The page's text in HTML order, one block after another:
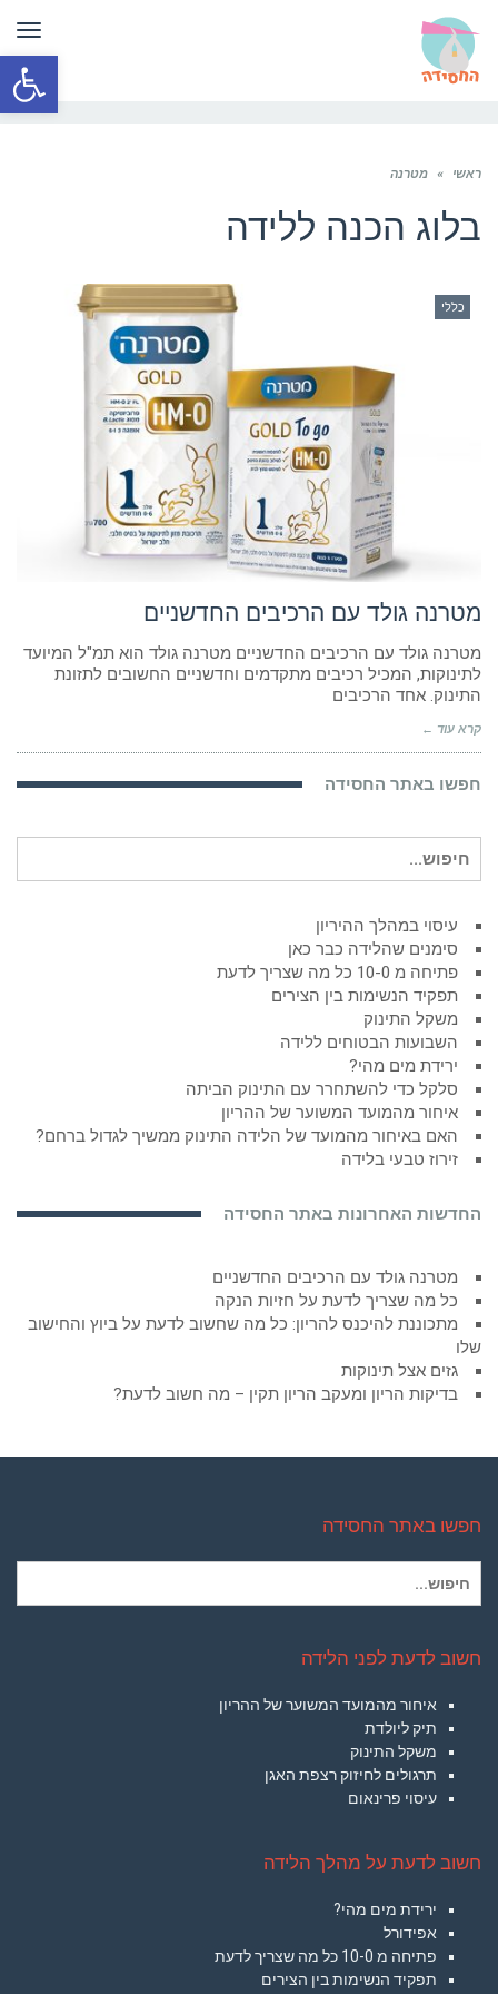
פתח
ראשי » מטרנה
בלוג הכנה ללידה
כללי
מטרנה גולד עם הרכיבים החדשניים
מטרנה גולד עם הרכיבים החדשניים מטרנה גולד הוא תמ"ל המיועד
לתינוקות, המכיל רכיבים מתקדמים וחדשניים החשובים לתזונת
התינוק. אחד הרכיבים
קרא עוד ←
חפשו באתר החסידה
עבור:
עיסוי במהלך ההיריון
סימנים שהלידה כבר כאן
פתיחה מ 10-0 כל מה שצריך לדעת
תפקיד הנשימות בין הצירים
משקל התינוק
השבועות הבטוחים ללידה
ירידת מים מהי?
סלקל כדי להשתחרר עם התינוק הביתה
איחור מהמועד המשוער של ההריון
האם באיחור מהמועד של הלידה התינוק ממשיך לגדול ברחם?
זירוז טבעי בלידה
החדשות האחרונות באתר החסידה
מטרנה גולד עם הרכיבים החדשניים
כל מה שצריך לדעת על חזיות הנקה
מתכוננת להיכנס להריון: כל מה שחשוב לדעת על ביוץ והחישוב
שלו
גזים אצל תינוקות
בדיקות הריון ומעקב הריון תקין – מה חשוב לדעת?
חפשו באתר החסידה
עבור:
חשוב לדעת לפני הלידה
איחור מהמועד המשוער של ההריון
תיק ליולדת
משקל התינוק
תרגולים לחיזוק רצפת האגן
עיסוי פרינאום
חשוב לדעת על מהלך הלידה
ירידת מים מהי?
אפידורל
פתיחה מ 10-0 כל מה שצריך לדעת
תפקיד הנשימות בין הצירים